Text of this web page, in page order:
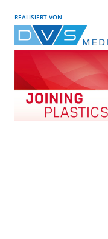
REALISIERT VON